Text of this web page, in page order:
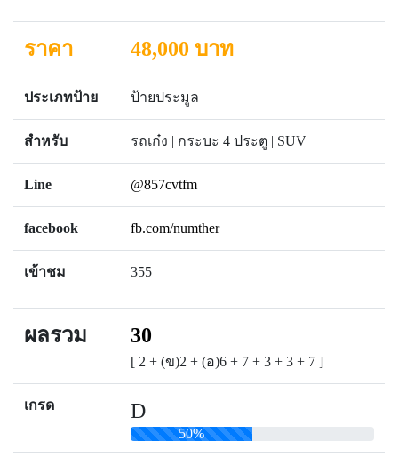
ราคา 48,000 บาท
ประเภทป้าย ป้ายประมูล
สำหรับ รถเก๋ง | กระบะ 4 ประตู | SUV
Line @857cvtfm
facebook fb.com/numther
เข้าชม 355
ผลรวม 30
[ 2 + (ข)2 + (อ)6 + 7 + 3 + 3 + 7 ]
เกรด D
50%